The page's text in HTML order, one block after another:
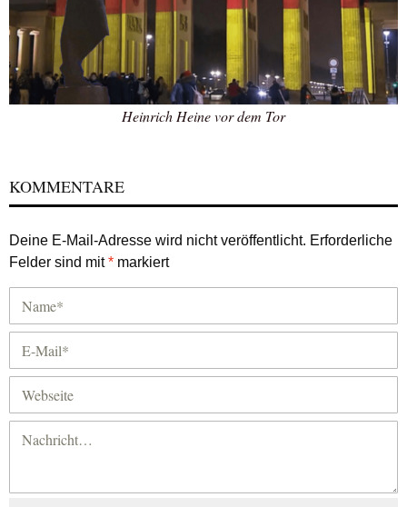
Heinrich Heine vor dem Tor
KOMMENTARE
Deine E-Mail-Adresse wird nicht veröffentlicht. Erforderliche
Felder sind mit* markiert